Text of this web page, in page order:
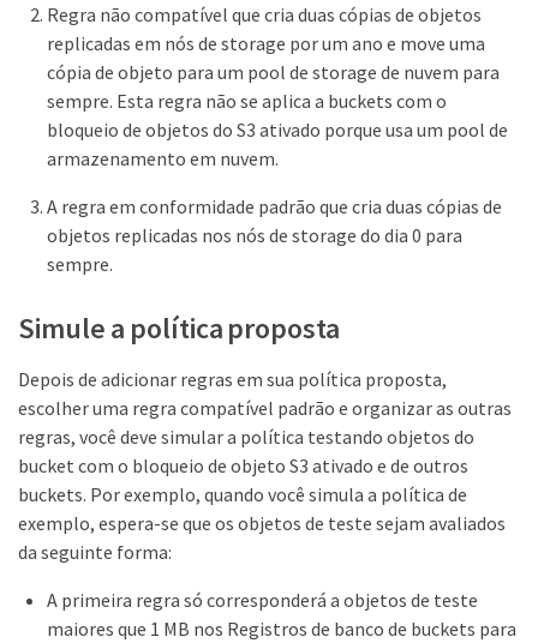
Regra não compatível que cria duas cópias de objetos
replicadas em nós de storage por um ano e move uma
cópia de objeto para um pool de storage de nuvem para
sempre. Esta regra não se aplica a buckets com o
bloqueio de objetos do S3 ativado porque usa um pool de
armazenamento em nuvem.
A regra em conformidade padrão que cria duas cópias de
objetos replicadas nos nós de storage do dia 0 para
sempre.
Simule a política proposta
Depois de adicionar regras em sua política proposta,
escolher uma regra compatível padrão e organizar as outras
regras, você deve simular a política testando objetos do
bucket com o bloqueio de objeto S3 ativado e de outros
buckets. Por exemplo, quando você simula a política de
exemplo, espera-se que os objetos de teste sejam avaliados
da seguinte forma:
A primeira regra só corresponderá a objetos de teste
maiores que 1 MB nos Registros de banco de buckets para